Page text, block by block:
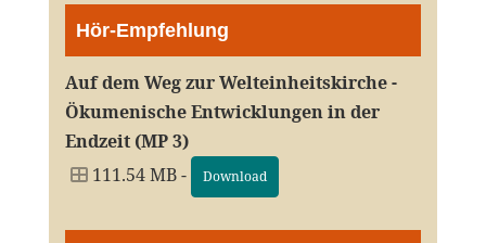
Hör-Empfehlung
Auf dem Weg zur Welteinheitskirche -
Ökumenische Entwicklungen in der
Endzeit (MP 3)
111.54 MB -
Download